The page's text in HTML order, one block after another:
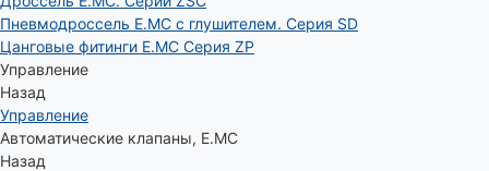
Пневмодроссель E.MC с глушителем. Серия SD
Цанговые фитинги E.MC Серия ZP
Управление
Назад
Управление
Автоматические клапаны, Е.МС
Назад